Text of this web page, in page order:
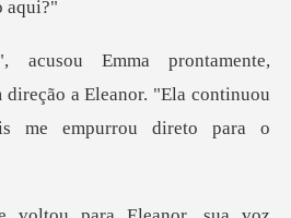
direção a Eleanor. "Ela continuou